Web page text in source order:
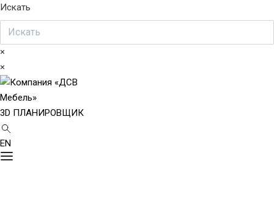
Искать
×
×
3D ПЛАНИРОВЩИК
EN